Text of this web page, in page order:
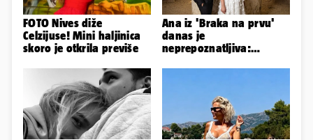
FOTO Nives diže
Celzijuse! Mini haljinica
skoro je otkrila previše
Ana iz 'Braka na prvu'
danas je
neprepoznatljiva: